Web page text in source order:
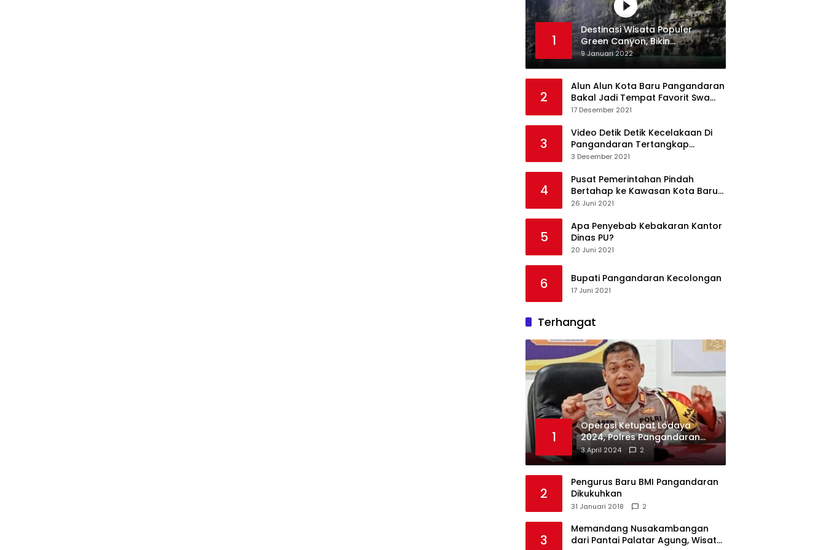
1
Destinasi Wisata Populer
Green Canyon, Bikin
Ketagihan Wisatawan
9 Januari 2022
2
Alun Alun Kota Baru Pangandaran
Bakal Jadi Tempat Favorit Swa
Foto Selfie
17 Desember 2021
3
Video Detik Detik Kecelakaan Di
Pangandaran Tertangkap
Kamera Handphone
3 Desember 2021
4
Pusat Pemerintahan Pindah
Bertahap ke Kawasan Kota Baru
Pangandaran
26 Juni 2021
5
Apa Penyebab Kebakaran Kantor
Dinas PU?
20 Juni 2021
6 Bupati Pangandaran Kecolongan
17 Juni 2021
Terhangat
1
Operasi Ketupat Lodaya
2024, Polres Pangandaran
Dirikan 12 Pos Pengamanan
3 April 2024 2
2
Pengurus Baru BMI Pangandaran
Dikukuhkan
31 Januari 2018 2
3
Memandang Nusakambangan
dari Pantai Palatar Agung, Wisata